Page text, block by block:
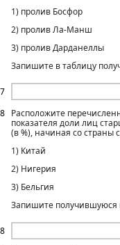
7
1) пролив Босфор
2) пролив Ла-Манш
3) пролив Дарданеллы
Запишите в таблицу
8
8
Расположите
показателя доли лиц
(в %), начиная со страны
1) Китай
2) Нигерия
3) Бельгия
Запишите получившуюся